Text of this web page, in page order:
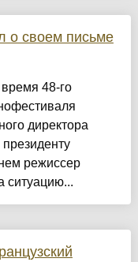
о своем письме
48-го
директора
режиссер
ситуацию...